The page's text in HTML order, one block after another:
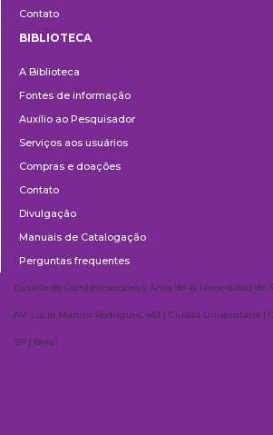
Contato
BIBLIOTECA
A Biblioteca
Fontes de informação
Auxílio ao Pesquisador
Serviços aos usuários
Compras e doações
Contato
Divulgação
Manuais de Catalogação
Perguntas frequentes
Escuela de Comunicaciones y Artes de la Universidad de
AV. Lúcio Martins Rodrigues, 443 | Ciudad Universitaria |
SP | Brasil